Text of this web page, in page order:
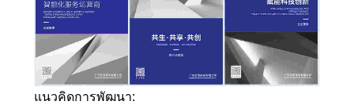
แนวคิดการพัฒนา: